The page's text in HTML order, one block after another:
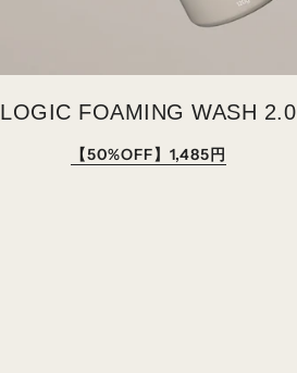
LOGIC FOAMING WASH 2.0
【50%OFF】1,485円